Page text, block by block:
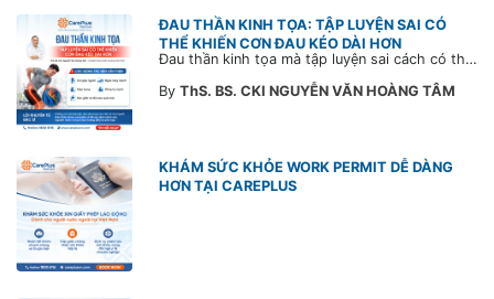
ĐAU THẦN KINH TỌA: TẬP LUYỆN SAI CÓ
THỂ KHIẾN CƠN ĐAU KÉO DÀI HƠN
Đau thần kinh tọa mà tập luyện sai cách có thể khiến cơn đau trở nặng và kéo dài thời gian hồi phục. Tham khảo chia sẻ của Bác sĩ CarePlus để nắm các động tác cần tránh và có góc nhìn đúng về phương pháp điều trị phù hợp trong bài viết sau.
By ThS. BS. CKI NGUYỄN VĂN HOÀNG TÂM
KHÁM SỨC KHỎE WORK PERMIT DỄ DÀNG
HƠN TẠI CAREPLUS